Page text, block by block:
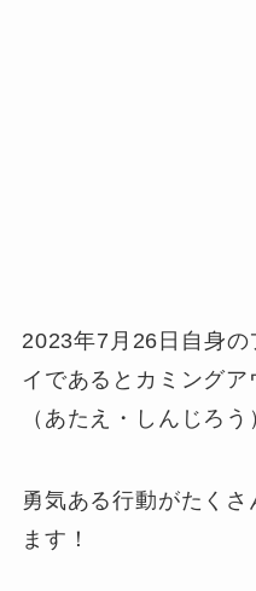
2023年7月26日自身
イであるとカミング
（あたえ・しんじろう
勇気ある行動がたく
ます！